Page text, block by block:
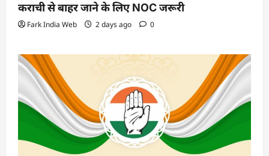
कराची से बाहर जाने के लिए NOC जरूरी
Fark India Web 2 days ago 0